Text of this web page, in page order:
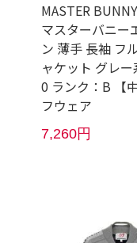
MASTER
マスターバニー
ン 薄手 長袖 フ
ャケット グレー
0 ランク：B 【
フウェア
7,260円